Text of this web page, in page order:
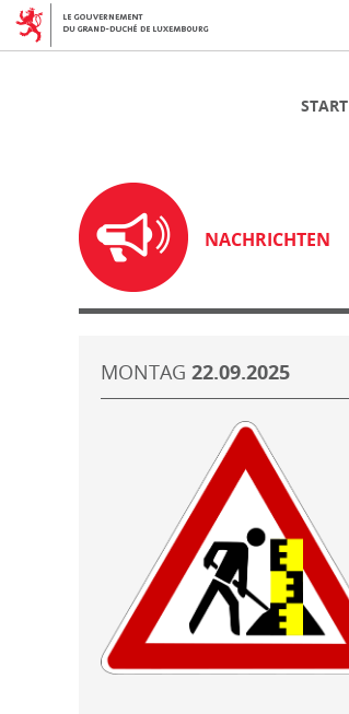
START
NACHRICHTEN
MONTAG 22.09.2025